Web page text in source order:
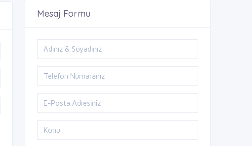
Mesaj Formu